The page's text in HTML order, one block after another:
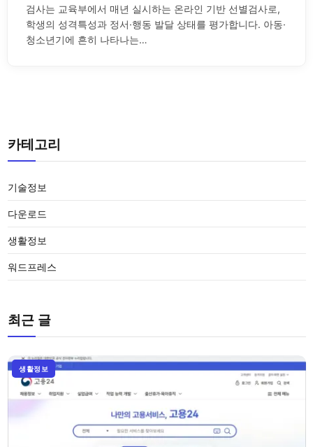
검사는 교육부에서 매년 실시하는 온라인 기반 선별검사로,
학생의 성격특성과 정서·행동 발달 상태를 평가합니다. 아동·
청소년기에 흔히 나타나는…
카테고리
기술정보
다운로드
생활정보
워드프레스
최근 글
생활정보